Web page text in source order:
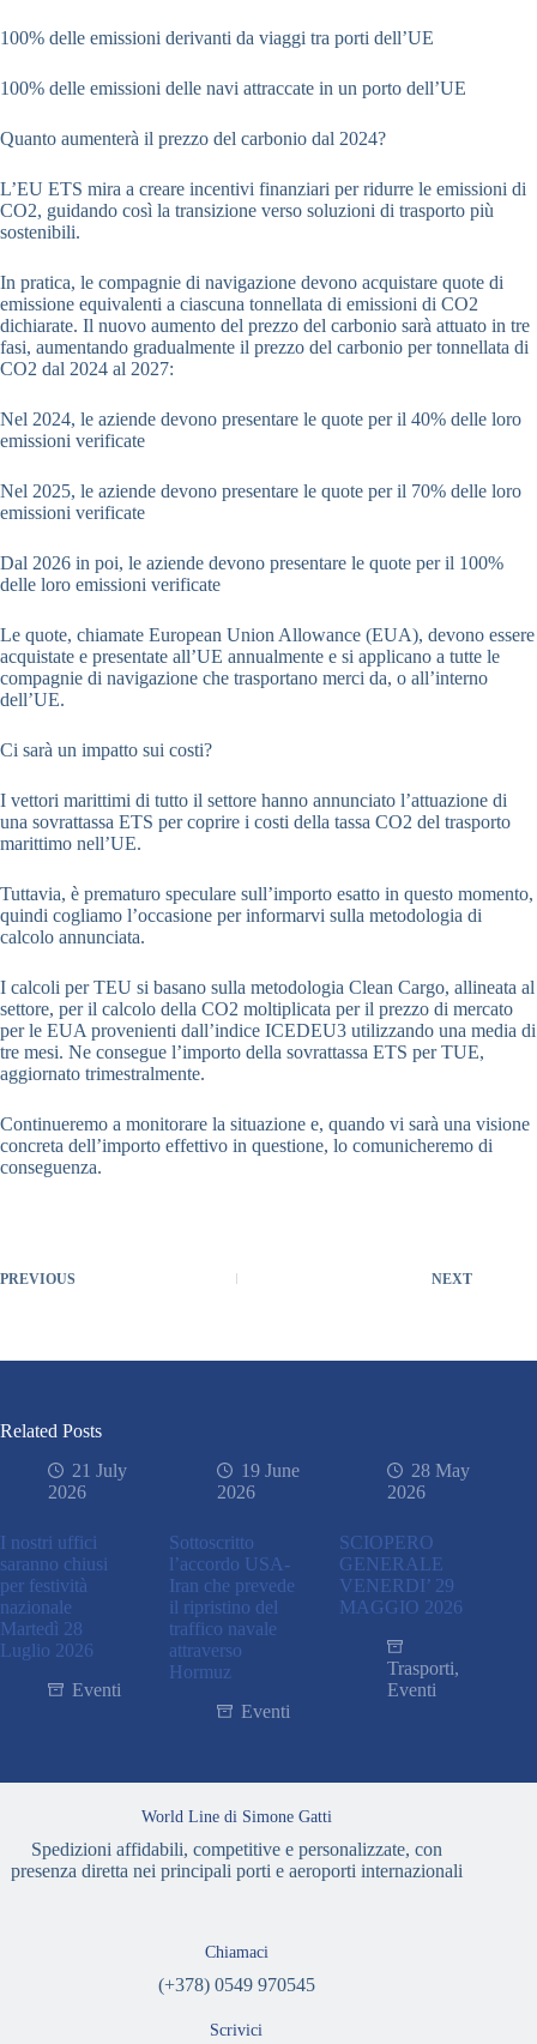
100% delle emissioni derivanti da viaggi tra porti dell’UE
100% delle emissioni delle navi attraccate in un porto dell’UE
Quanto aumenterà il prezzo del carbonio dal 2024?
L’EU ETS mira a creare incentivi finanziari per ridurre le emissioni di
CO2, guidando così la transizione verso soluzioni di trasporto più
sostenibili.
In pratica, le compagnie di navigazione devono acquistare quote di
emissione equivalenti a ciascuna tonnellata di emissioni di CO2
dichiarate. Il nuovo aumento del prezzo del carbonio sarà attuato in tre
fasi, aumentando gradualmente il prezzo del carbonio per tonnellata di
CO2 dal 2024 al 2027:
Nel 2024, le aziende devono presentare le quote per il 40% delle loro
emissioni verificate
Nel 2025, le aziende devono presentare le quote per il 70% delle loro
emissioni verificate
Dal 2026 in poi, le aziende devono presentare le quote per il 100%
delle loro emissioni verificate
Le quote, chiamate European Union Allowance (EUA), devono essere
acquistate e presentate all’UE annualmente e si applicano a tutte le
compagnie di navigazione che trasportano merci da, o all’interno
dell’UE.
Ci sarà un impatto sui costi?
I vettori marittimi di tutto il settore hanno annunciato l’attuazione di
una sovrattassa ETS per coprire i costi della tassa CO2 del trasporto
marittimo nell’UE.
Tuttavia, è prematuro speculare sull’importo esatto in questo momento,
quindi cogliamo l’occasione per informarvi sulla metodologia di
calcolo annunciata.
I calcoli per TEU si basano sulla metodologia Clean Cargo, allineata al
settore, per il calcolo della CO2 moltiplicata per il prezzo di mercato
per le EUA provenienti dall’indice ICEDEU3 utilizzando una media di
tre mesi. Ne consegue l’importo della sovrattassa ETS per TUE,
aggiornato trimestralmente.
Continueremo a monitorare la situazione e, quando vi sarà una visione
concreta dell’importo effettivo in questione, lo comunicheremo di
conseguenza.
PREVIOUS NEXT
Related Posts
21 July
2026
I nostri uffici
saranno chiusi
per festività
nazionale
Martedì 28
Luglio 2026
Eventi
19 June
2026
Sottoscritto
l’accordo USA-
Iran che prevede
il ripristino del
traffico navale
attraverso
Hormuz
Eventi
28 May
2026
SCIOPERO
GENERALE
VENERDI’ 29
MAGGIO 2026
Trasporti,
Eventi
World Line di Simone Gatti
Spedizioni affidabili, competitive e personalizzate, con
presenza diretta nei principali porti e aeroporti internazionali
Chiamaci
(+378) 0549 970545
Scrivici